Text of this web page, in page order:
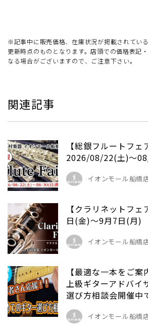
※記事中に販売価格、在庫状況が掲載されてい
更新時点のものとなります。店頭での価格表記
なる場合がございますので、ご注意下さい。
関連記事
【総銀フルートフェ
2026/08/22(土)～
イオンモール船橋
【クラリネットフ
日(金)～9月7日(月)
イオンモール船橋
【最適な一本をご案
上級ギターアドバイ
選び方相談会開催中
イオンモール船橋